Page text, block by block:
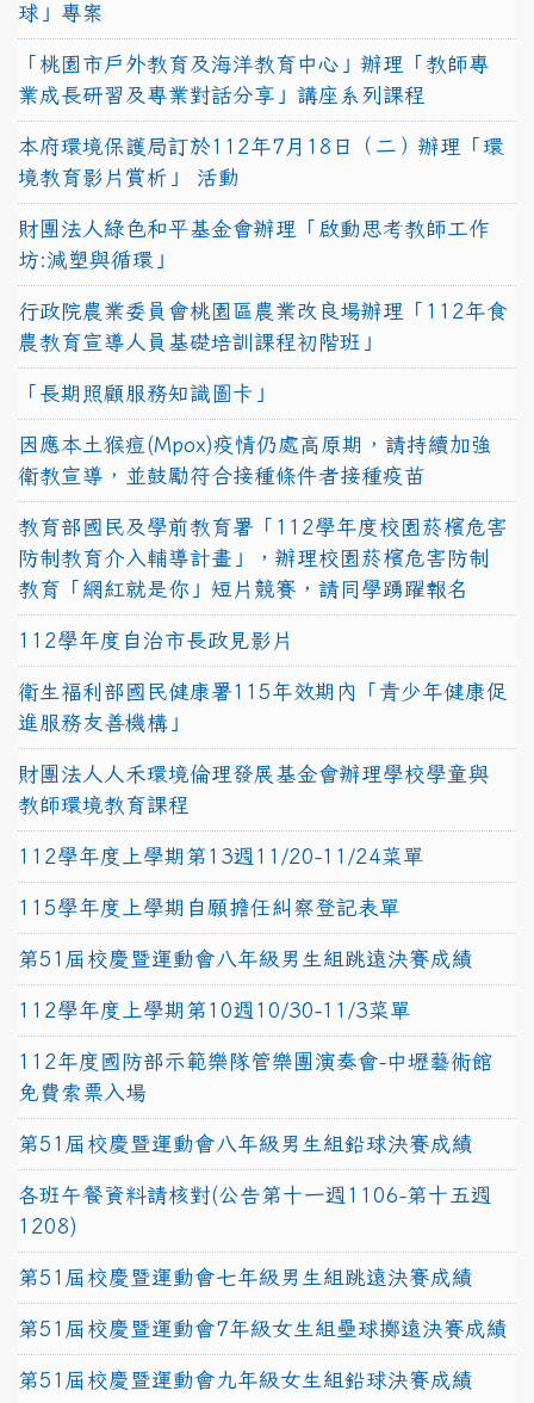
球」專案
「桃園市戶外教育及海洋教育中心」辦理「教師專
業成長研習及專業對話分享」講座系列課程
本府環境保護局訂於112年7月18日（二）辦理「環
境教育影片賞析」 活動
財團法人綠色和平基金會辦理「啟動思考教師工作
坊:減塑與循環」
行政院農業委員會桃園區農業改良場辦理「112年食
農教育宣導人員基礎培訓課程初階班」
「長期照顧服務知識圖卡」
因應本土猴痘(Mpox)疫情仍處高原期，請持續加強
衛教宣導，並鼓勵符合接種條件者接種疫苗
教育部國民及學前教育署「112學年度校園菸檳危害
防制教育介入輔導計畫」，辦理校園菸檳危害防制
教育「網紅就是你」短片競賽，請同學踴躍報名
112學年度自治市長政見影片
衛生福利部國民健康署115年效期內「青少年健康促
進服務友善機構」
財團法人人禾環境倫理發展基金會辦理學校學童與
教師環境教育課程
112學年度上學期第13週11/20-11/24菜單
115學年度上學期自願擔任糾察登記表單
第51屆校慶暨運動會八年級男生組跳遠決賽成績
112學年度上學期第10週10/30-11/3菜單
112年度國防部示範樂隊管樂團演奏會-中壢藝術館
免費索票入場
第51屆校慶暨運動會八年級男生組鉛球決賽成績
各班午餐資料請核對(公告第十一週1106-第十五週
1208)
第51屆校慶暨運動會七年級男生組跳遠決賽成績
第51屆校慶暨運動會7年級女生組壘球擲遠決賽成績
第51屆校慶暨運動會九年級女生組鉛球決賽成績